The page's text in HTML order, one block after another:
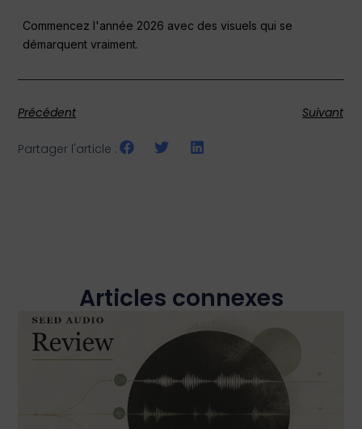
Commencez l'année 2026 avec des visuels qui se
démarquent vraiment.
Précédent Suivant
Partager l'article :
Articles connexes